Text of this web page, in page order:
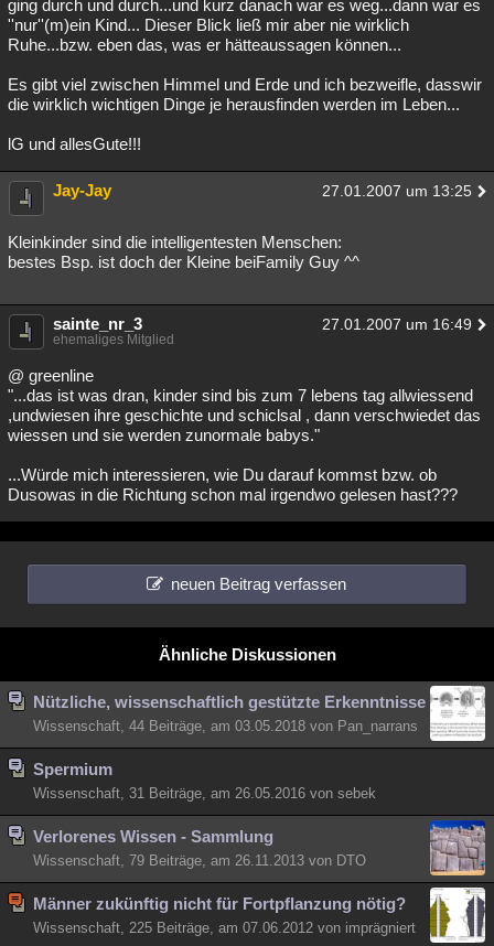
ging durch und durch...und kurz danach war es weg...dann war es
''nur''(m)ein Kind... Dieser Blick ließ mir aber nie wirklich
Ruhe...bzw. eben das, was er hätteaussagen können...
Es gibt viel zwischen Himmel und Erde und ich bezweifle, dasswir
die wirklich wichtigen Dinge je herausfinden werden im Leben...
lG und allesGute!!!
Jay-Jay 27.01.2007 um 13:25
Kleinkinder sind die intelligentesten Menschen:
bestes Bsp. ist doch der Kleine beiFamily Guy ^^
sainte_nr_3 27.01.2007 um 16:49
ehemaliges Mitglied
@ greenline
"...das ist was dran, kinder sind bis zum 7 lebens tag allwiessend
,undwiesen ihre geschichte und schiclsal , dann verschwiedet das
wiessen und sie werden zunormale babys."
...Würde mich interessieren, wie Du darauf kommst bzw. ob
Dusowas in die Richtung schon mal irgendwo gelesen hast???
neuen Beitrag verfassen
Ähnliche Diskussionen
Nützliche, wissenschaftlich gestützte Erkenntnisse
Wissenschaft, 44 Beiträge, am 03.05.2018 von Pan_narrans
Spermium
Wissenschaft, 31 Beiträge, am 26.05.2016 von sebek
Verlorenes Wissen - Sammlung
Wissenschaft, 79 Beiträge, am 26.11.2013 von DTO
Männer zukünftig nicht für Fortpflanzung nötig?
Wissenschaft, 225 Beiträge, am 07.06.2012 von imprägniert